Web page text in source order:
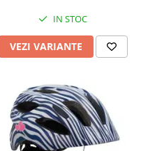
IN STOC
VEZI VARIANTE